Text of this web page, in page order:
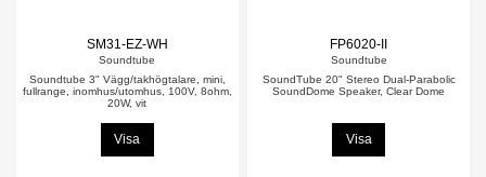
SM31-EZ-WH
Soundtube
Soundtube 3" Vägg/takhögtalare, mini,
fullrange, inomhus/utomhus, 100V, 8ohm,
20W, vit
Visa
FP6020-II
Soundtube
SoundTube 20" Stereo Dual-Parabolic
SoundDome Speaker, Clear Dome
Visa